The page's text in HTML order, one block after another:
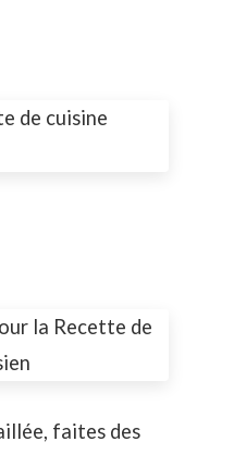
faites des